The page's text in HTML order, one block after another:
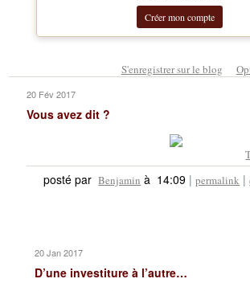
Créer mon compte
S'enregistrer sur le blog
20 Fév 2017
Vous avez dit ?
posté par Benjamin à 14:09 |permalink |
20 Jan 2017
D’une investiture à l’autre…